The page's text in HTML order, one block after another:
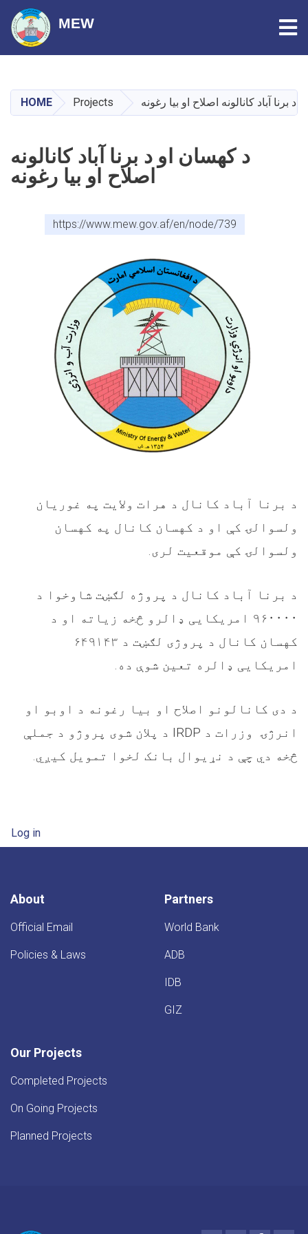
main
content
MEW
HOME Projects برنا آباد کانالونه اصلاح او بیا رغونه
د کهسان او د برنا آباد کانالونه
اصلاح او بیا رغونه
https://www.mew.gov.af/en/node/739
د برنا آباد کانال د هرات ولایت په غوریان
ولسوالۍ کې او د کهسان کانال په کهسان
ولسوالۍ کې موقعیت لری.
د برنا آباد کانال د پروژه لګښت شاوخوا د
۹۶۰۰۰۰ امریکایی ډالرو څخه زیاته او د
کهسان کانال د پروژی لګښت د ۶۴۹۱۴۳
امریکایی ډالره تعین شوې ده.
د دی کانالونو اصلاح او بیا رغونه د اوبو او
انرژۍ وزرات د IRDP د پلان شوی پروژو د جملې
څخه دي چې د نړیوال بانک لخوا تمویل کیږي.
User account menu
Log in
About
Official Email
Policies & Laws
Partners
World Bank
ADB
IDB
GIZ
Our Projects
Completed Projects
On Going Projects
Planned Projects